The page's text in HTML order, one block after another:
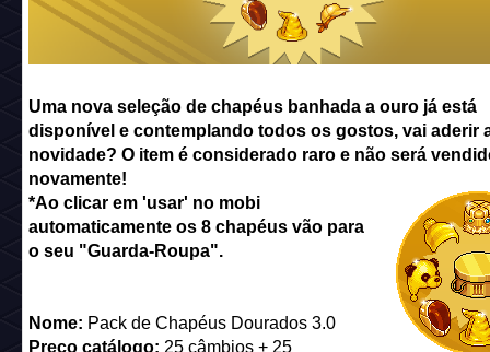
Uma nova seleção de chapéus banhada a ouro já está
disponível e contemplando todos os gostos, vai aderir
novidade? O item é considerado raro e não será
novamente!
*Ao clicar em 'usar' no mobi
automaticamente os 8 chapéus vão para
o seu "Guarda-Roupa".
Nome: Pack de Chapéus Dourados 3.0
Preço catálogo: 25 câmbios + 25